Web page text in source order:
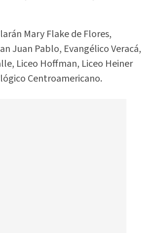
Mary Flake de Flores,
Juan Pablo, Evangélico Veracá,
Liceo Hoffman, Liceo Heiner
Centroamericano.